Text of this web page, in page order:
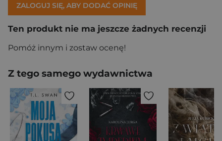
ZALOGUJ SIĘ, ABY DODAĆ OPINIĘ
Ten produkt nie ma jeszcze żadnych recenzji
Pomóż innym i zostaw ocenę!
Z tego samego wydawnictwa